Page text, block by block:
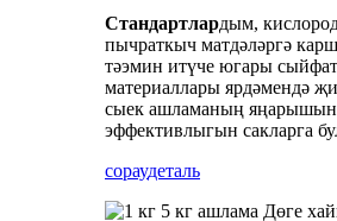
Стандартлардым,
пычраткыч матдәләргә
тәэмин итүче югары
материаллары ярдәмендә
сыек ашламаның
эффективлыгын сакларга
сораудеталь